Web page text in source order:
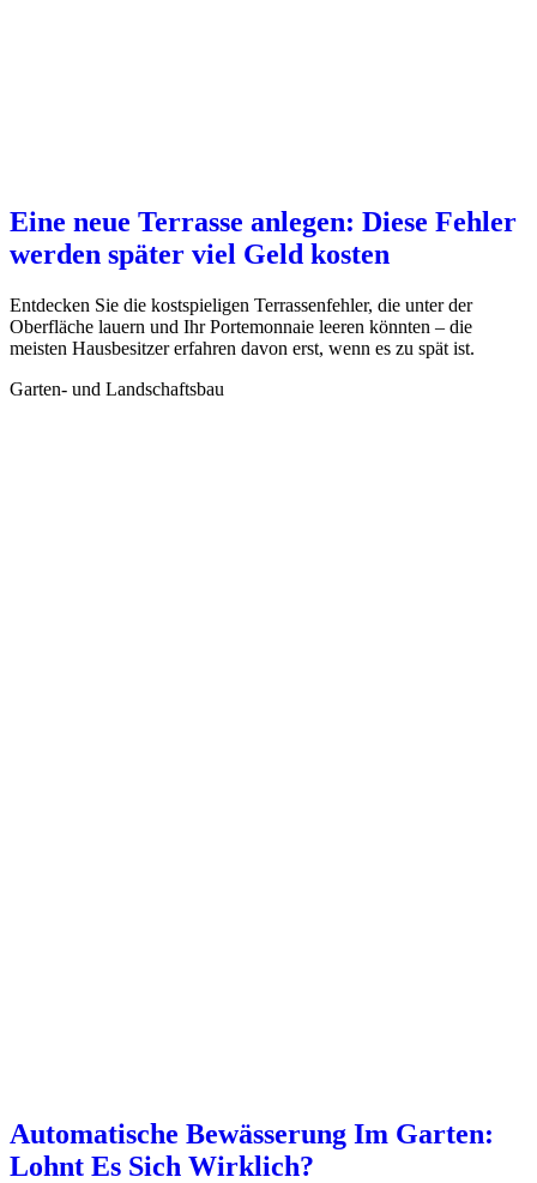
Eine neue Terrasse anlegen: Diese Fehler
werden später viel Geld kosten
Entdecken Sie die kostspieligen Terrassenfehler, die unter der
Oberfläche lauern und Ihr Portemonnaie leeren könnten – die
meisten Hausbesitzer erfahren davon erst, wenn es zu spät ist.
Garten- und Landschaftsbau
Automatische Bewässerung Im Garten:
Lohnt Es Sich Wirklich?